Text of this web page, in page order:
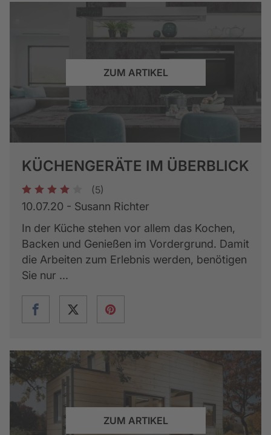
ZUM ARTIKEL
KÜCHENGERÄTE IM ÜBERBLICK
1 2 3 4 (5)
10.07.20 - Susann Richter
In der Küche stehen vor allem das Kochen,
Backen und Genießen im Vordergrund. Damit
die Arbeiten zum Erlebnis werden, benötigen
Sie nur ...
ZUM ARTIKEL